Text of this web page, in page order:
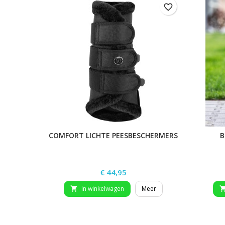
COMFORT LICHTE PEESBESCHERMERS
Prijs
€ 44,95
 In winkelwagen Meer
favorite_border